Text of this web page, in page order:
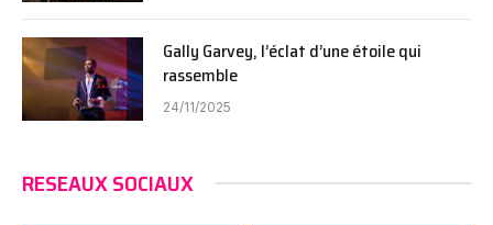
Gally Garvey, l’éclat d’une étoile qui
rassemble
24/11/2025
RESEAUX SOCIAUX